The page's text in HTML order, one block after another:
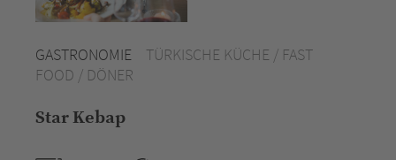
GASTRONOMIE
TÜRKISCHE KÜCHE / FAST
FOOD / DÖNER
Star Kebap